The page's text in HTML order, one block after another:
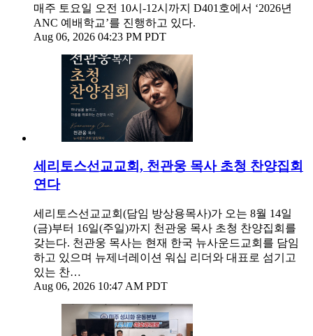
매주 토요일 오전 10시-12시까지 D401호에서 ‘2026년
ANC 예배학교’를 진행하고 있다.
Aug 06, 2026 04:23 PM PDT
세리토스선교교회, 천관웅 목사 초청 찬양집회
연다
세리토스선교교회(담임 방상용목사)가 오는 8월 14일
(금)부터 16일(주일)까지 천관웅 목사 초청 찬양집회를
갖는다. 천관웅 목사는 현재 한국 뉴사운드교회를 담임
하고 있으며 뉴제너레이션 워십 리더와 대표로 섬기고
있는 찬…
Aug 06, 2026 10:47 AM PDT